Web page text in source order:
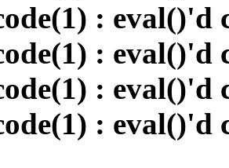
: eval()'d
: eval()'d
: eval()'d
: eval()'d